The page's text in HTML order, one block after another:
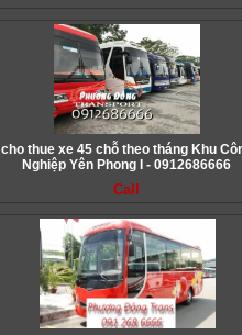
cho thue xe 45 chỗ theo tháng Khu
Nghiệp Yên Phong I - 0912686666
Call